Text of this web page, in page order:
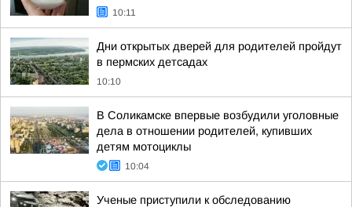
10:11
Дни открытых дверей для родителей пройдут
в пермских детсадах
10:10
В Соликамске впервые возбудили уголовные
дела в отношении родителей, купивших
детям мотоциклы
10:04
Ученые приступили к обследованию